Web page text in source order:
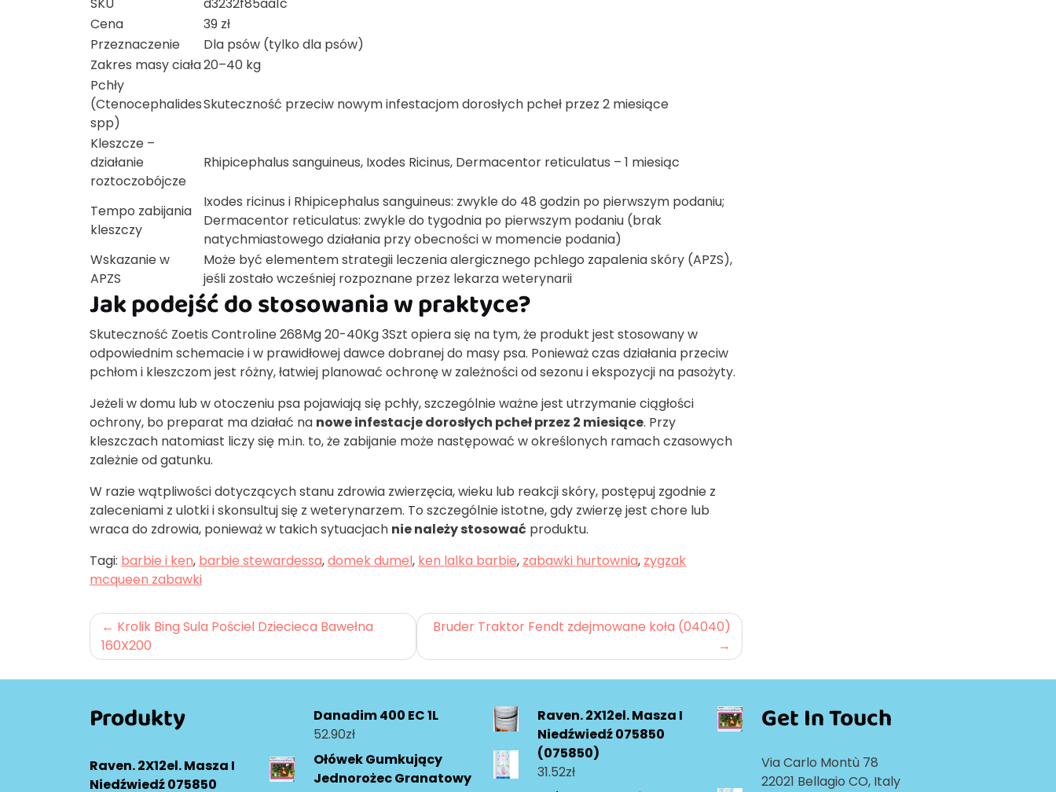
Cena
39 zł
Przeznaczenie
Dla psów (tylko dla psów)
Zakres masy ciała20–40 kg
Pchły
(Ctenocephalides
spp)
Skuteczność przeciw nowym infestacjom dorosłych pcheł przez 2 miesiące
Kleszcze –
działanie
roztoczobójcze
Rhipicephalus sanguineus, Ixodes Ricinus, Dermacentor reticulatus – 1 miesiąc
Tempo zabijania
kleszczy
Ixodes ricinus i Rhipicephalus sanguineus: zwykle do 48 godzin po pierwszym podaniu;
Dermacentor reticulatus: zwykle do tygodnia po pierwszym podaniu (brak
natychmiastowego działania przy obecności w momencie podania)
Wskazanie w
APZS
Może być elementem strategii leczenia alergicznego pchlego zapalenia skóry (APZS),
jeśli zostało wcześniej rozpoznane przez lekarza weterynarii
Jak podejść do stosowania w praktyce?
Skuteczność Zoetis Controline 268Mg 20-40Kg 3Szt opiera się na tym, że produkt jest stosowany w
odpowiednim schemacie i w prawidłowej dawce dobranej do masy psa. Ponieważ czas działania przeciw
pchłom i kleszczom jest różny, łatwiej planować ochronę w zależności od sezonu i ekspozycji na pasożyty.
Jeżeli w domu lub w otoczeniu psa pojawiają się pchły, szczególnie ważne jest utrzymanie ciągłości
ochrony, bo preparat ma działać na nowe infestacje dorosłych pcheł przez 2 miesiące. Przy
kleszczach natomiast liczy się m.in. to, że zabijanie może następować w określonych ramach czasowych
zależnie od gatunku.
W razie wątpliwości dotyczących stanu zdrowia zwierzęcia, wieku lub reakcji skóry, postępuj zgodnie z
zaleceniami z ulotki i skonsultuj się z weterynarzem. To szczególnie istotne, gdy zwierzę jest chore lub
wraca do zdrowia, ponieważ w takich sytuacjach nie należy stosować produktu.
Tagi: barbie i ken, barbie stewardessa,domek dumel, ken lalka barbie, zabawki hurtownia, zygzak
mcqueen zabawki
Nawigacja
wpisu
Krolik Bing Sula Pościel Dziecieca Bawełna
160X200
Bruder Traktor Fendt zdejmowane koła (04040)
Produkty
Raven. 2X12el. Masza I
Niedźwiedź 075850
Danadim 400 EC 1L
52.90zł
Ołówek Gumkujący
Jednorożec Granatowy
Raven. 2X12el. Masza I
Niedźwiedź 075850
(075850)
31.52zł
Get In Touch
Via Carlo Montù 78
22021 Bellagio CO, Italy